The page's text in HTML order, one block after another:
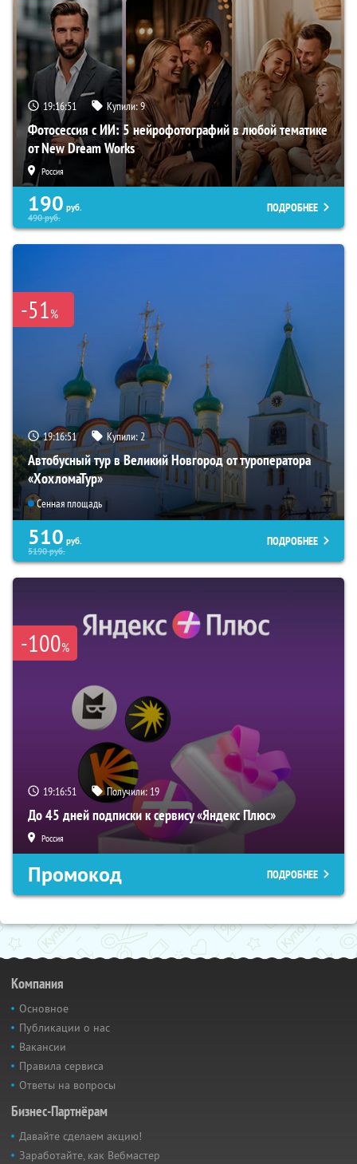
19:16:50 Купили:9
Фотосессия с ИИ: 5 нейрофотографий в любой тематике
от New Dream Works
Россия
190 руб.
490руб.
ПОДРОБНЕЕ
-51%
19:16:50 Купили:2
Автобусный тур в Великий Новгород от туроператора
«ХохломаТур»
Сенная площадь
510 руб.
5190руб.
ПОДРОБНЕЕ
-100%
19:16:50 Получили: 19
До 45 дней подписки к сервису «Яндекс Плюс»
Россия
Промокод ПОДРОБНЕЕ
Компания
Основное
Публикации о нас
Вакансии
Правила сервиса
Ответы на вопросы
Бизнес-Партнёрам
Давайте сделаем акцию!
Заработайте, как Вебмастер